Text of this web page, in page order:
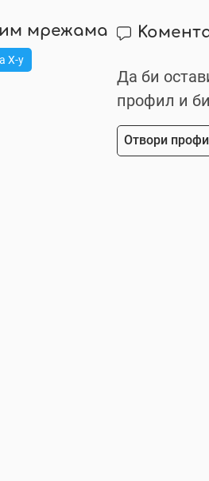
мрежама
X-у
Да би
профил и
Отвори